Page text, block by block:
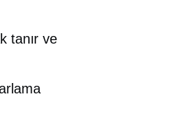
tanır ve